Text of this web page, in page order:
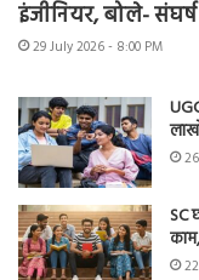
इंजीनियर, बोले-
29 July 2026 - 8:00 PM
SC